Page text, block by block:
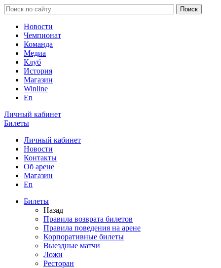
Новости
Чемпионат
Команда
Медиа
Клуб
История
Магазин
Winline
En
Личный кабинет
Билеты
Личный кабинет
Новости
Контакты
Об арене
Магазин
En
Билеты
Назад
Правила возврата билетов
Правила поведения на арене
Корпоративные билеты
Выездные матчи
Ложи
Ресторан